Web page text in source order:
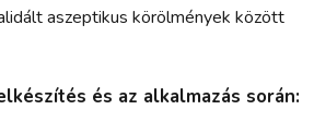
aszeptikus körölmények között
és az alkalmazás során: